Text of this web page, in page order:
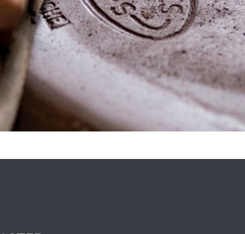
Bains d’oiseaux
Piège à limaces
Sphères
Etiquettes
Tondeuse écologique
Décoration de jardin
Bordures de jardin